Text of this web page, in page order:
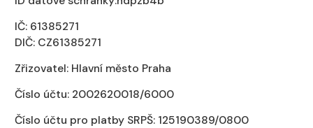
IČ: 61385271
DIČ: CZ61385271
Zřizovatel: Hlavní město Praha
Číslo účtu: 2002620018/6000
Číslo účtu pro platby SRPŠ: 125190389/0800